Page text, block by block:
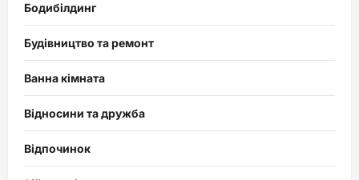
Бодибілдинг
Будівництво та ремонт
Ванна кімната
Відносини та дружба
Відпочинок